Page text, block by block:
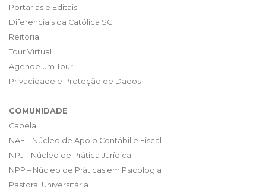
Portarias e Editais
Diferenciais da Católica SC
Reitoria
Tour Virtual
Agende um Tour
Privacidade e Proteção de Dados
COMUNIDADE
Capela
NAF – Núcleo de Apoio Contábil e Fiscal
NPJ – Núcleo de Prática Jurídica
NPP – Núcleo de Práticas em Psicologia
Pastoral Universitária